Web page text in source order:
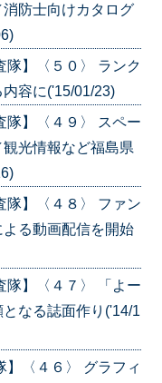
防士向けカタログ
隊】〈５０〉 ランク
容に('15/01/23)
隊】〈４９〉 スペー
光情報など福島県
隊】〈４８〉 ファン
る動画配信を開始
隊】〈４７〉 「よー
なる誌面作り('14/1
】〈４６〉 グラフィ